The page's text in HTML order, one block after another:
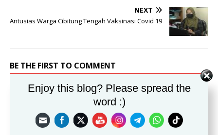
NEXT
Antusias Warga Cibitung Tengah Vaksinasi Covid 19
BE THE FIRST TO COMMENT
Leave a Reply
Alamat email Anda tidak akan dipublikasikan.
Komentar
Enjoy this blog? Please spread the
word :)